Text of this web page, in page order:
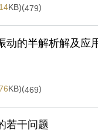
KB)(479)
动的半解析解及应
KB)(469)
若干问题